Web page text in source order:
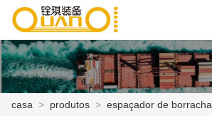
العربية বাংলা ভাষার English
casa > produtos > espaçador de borracha